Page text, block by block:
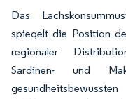
Das
spiegelt die Position
regionaler
Sardinen- und